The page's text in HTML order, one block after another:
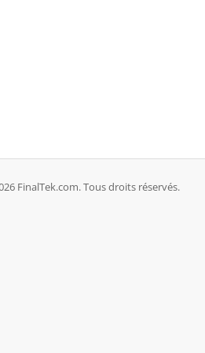
FinalTek.com. Tous droits réservés.